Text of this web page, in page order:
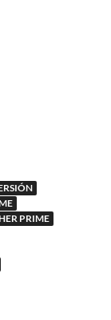
PRIME